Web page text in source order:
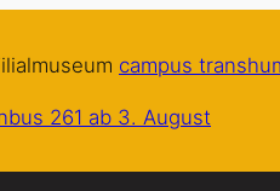
campus
261 ab 3. August